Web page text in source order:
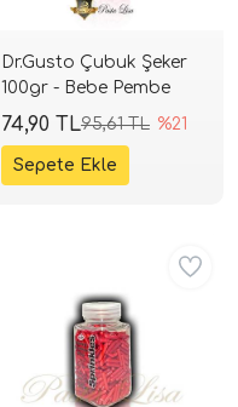
Dr.Gusto Çubuk Şeker
100gr - Bebe Pembe
95,61 TL %21
74,90 TL